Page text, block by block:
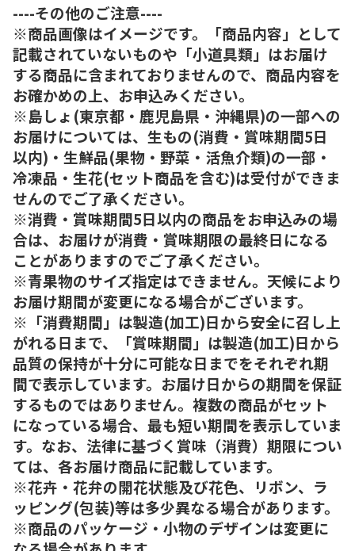
----その他のご注意----
※商品画像はイメージです。「商品内容」として
記載されていないものや「小道具類」はお届け
する商品に含まれておりませんので、商品内容を
お確かめの上、お申込みください。
※島しょ(東京都・鹿児島県・沖縄県)の一部への
お届けについては、生もの(消費・賞味期間5日
以内)・生鮮品(果物・野菜・活魚介類)の一部・
冷凍品・生花(セット商品を含む)は受付ができま
せんのでご了承ください。
※消費・賞味期間5日以内の商品をお申込みの場
合は、お届けが消費・賞味期限の最終日になる
ことがありますのでご了承ください。
※青果物のサイズ指定はできません。天候により
お届け期間が変更になる場合がございます。
※「消費期間」は製造(加工)日から安全に召し上
がれる日まで、「賞味期間」は製造(加工)日から
品質の保持が十分に可能な日までをそれぞれ期
間で表示しています。お届け日からの期間を保証
するものではありません。複数の商品がセット
になっている場合、最も短い期間を表示していま
す。なお、法律に基づく賞味（消費）期限につい
ては、各お届け商品に記載しています。
※花卉・花弁の開花状態及び花色、リボン、ラ
ッピング(包装)等は多少異なる場合があります。
※商品のパッケージ・小物のデザインは変更に